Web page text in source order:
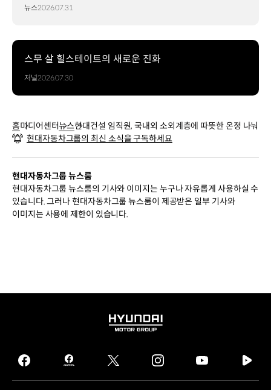
뉴스2026.07.31
스무 살 힐스테이트의 새로운 진화
저널2026.07.30
홈미디어센터뉴스현대건설 임직원, 국내외 소외계층에 따뜻한 온정 나눠
현대자동차그룹의 최신 소식을 구독하세요
현대자동차그룹 뉴스룸
현대자동차그룹 뉴스룸의 기사와 이미지는 누구나 자유롭게 사용하실 수
있습니다. 그러나 현대자동차그룹 뉴스룸이 제공받은 일부 기사와
이미지는 사용에 제한이 있습니다.
HYUNDAI
GROUP
facebook
hmg
journal
twitter instagram
tv